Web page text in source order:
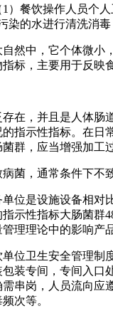
餐饮操作人员个人
染的水进行清洗消
中，它个体微小，
标，主要用于反映
，并且是人体肠道
指示性指标。在
群，应当增强加工
，通常条件下不致
是设施设备相对比
示性指标大肠菌群
理理论中的影响产
卫生安全管理制度
装专间，专间入
串岗，人员流向
次等。